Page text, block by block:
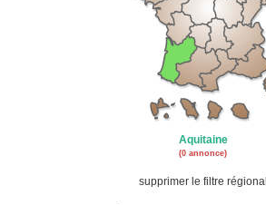
Aquitaine
(0 annonce)
supprimer le filtre régional